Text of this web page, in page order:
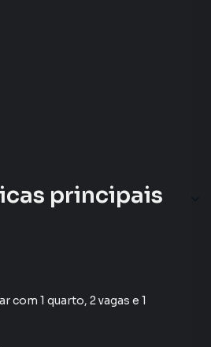
principais
com 1 quarto, 2 vagas e 1